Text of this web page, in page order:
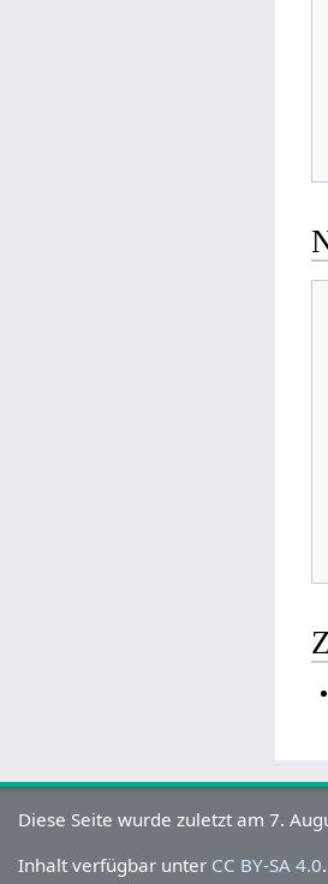
Diese Seite wurde zuletzt am 7.
Inhalt verfügbar unter CC BY-SA 4.0.